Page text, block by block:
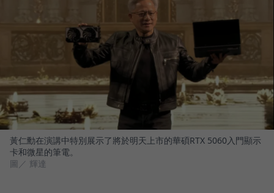
黃仁勳在演講中特別展示了將於明天上市的華碩RTX 5060入門顯示
卡和微星的筆電。
圖／ 輝達